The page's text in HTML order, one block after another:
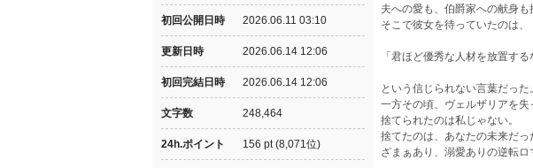
夫への愛も、伯爵家への献身
そこで彼女を待っていたのは、
「君ほど優秀な人材を放置す
という信じられない言葉だった。
一方その頃、ヴェルザリアを
捨てられたのは私じゃない。
捨てたのは、あなたの未来だっ
ざまぁあり、溺愛ありの逆転ロ
初回公開日時 2026.06.11 03:10
更新日時 2026.06.14 12:06
初回完結日時 2026.06.14 12:06
文字数 248,464
24h.ポイント 156 pt (8,071位)